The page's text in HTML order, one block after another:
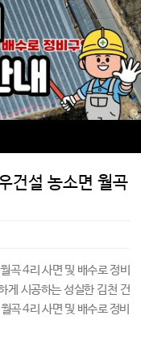
건설 농소면 월곡
곡 4리 사면 및 배수로 정비
게 시공하는 성실한 김천 건
곡 4리 사면 및 배수로 정비